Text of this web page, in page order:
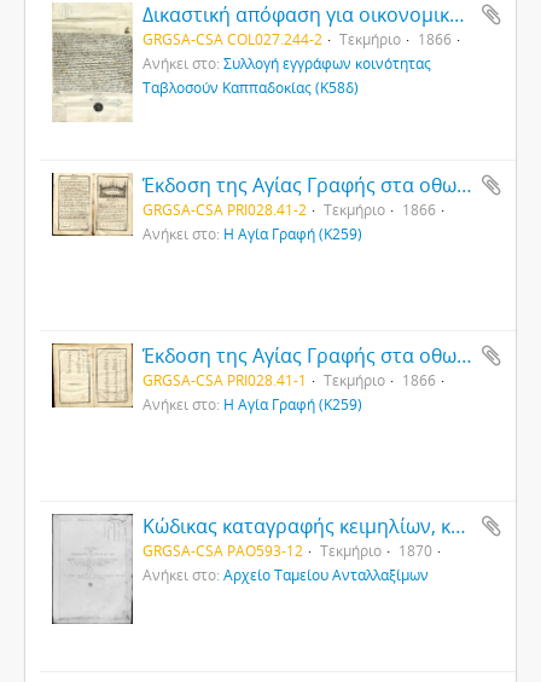
Δικαστική απόφαση για οικονομικές και κτηματικές διαφορές
GRGSA-CSA COL027.244-2 Τεκμήριο
1866
Ανήκει στο: Συλλογή εγγράφων κοινότητας
Ταβλοσούν Καππαδοκίας (Κ58δ)
Έκδοση της Αγίας Γραφής στα οθωμανικά
GRGSA-CSA PRI028.41-2 Τεκμήριο
1866
Ανήκει στο: Η Αγία Γραφή (Κ259)
Έκδοση της Αγίας Γραφής στα οθωμανικά
GRGSA-CSA PRI028.41-1 Τεκμήριο
1866
Ανήκει στο: Η Αγία Γραφή (Κ259)
Κώδικας καταγραφής κειμηλίων, κτημάτων και αφιερωμάτων της μητροπολιτικής εκκλησίας Αγίου Γεωργίου Παντειχίου
GRGSA-CSA PAO593-12 Τεκμήριο
1870
Ανήκει στο: Αρχείο Ταμείου Ανταλλαξίμων